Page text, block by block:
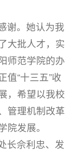
谢。她认为我
大批人才，实
师范学院的办
值“十三五”收
，希望以我校
管理机制改革
发展。
长佘利忠、发